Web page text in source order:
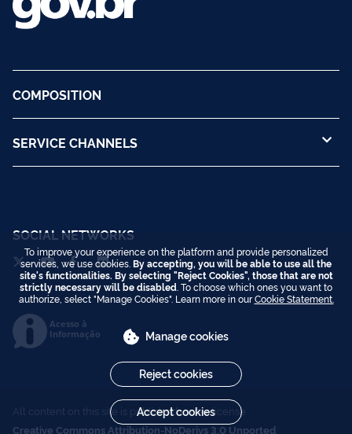
COMPOSITION
SERVICE CHANNELS
SOCIAL NETWORKS
Acesso à
Informação
All content on this site is published under license
Creative Commons Attribution-NoDerivs 3.0 Unported
To improve your experience on the platform and provide personalized
services, we use cookies. By accepting, you will be able to use all the
site's functionalities. By selecting "Reject Cookies", those that are not
strictly necessary will be disabled . To choose which ones you want to
authorize, select "Manage Cookies". Learn more in ourCookie Statement.
Manage cookies
Reject cookies
Accept cookies